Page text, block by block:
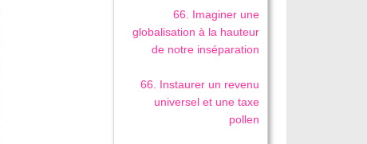
66. Imaginer une
globalisation à la hauteur
de notre inséparation
66. Instaurer un revenu
universel et une taxe
pollen